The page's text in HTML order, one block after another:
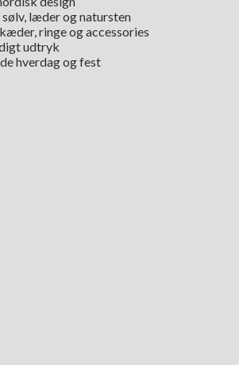
læder og natursten
ringe og accessories
udtryk
hverdag og fest